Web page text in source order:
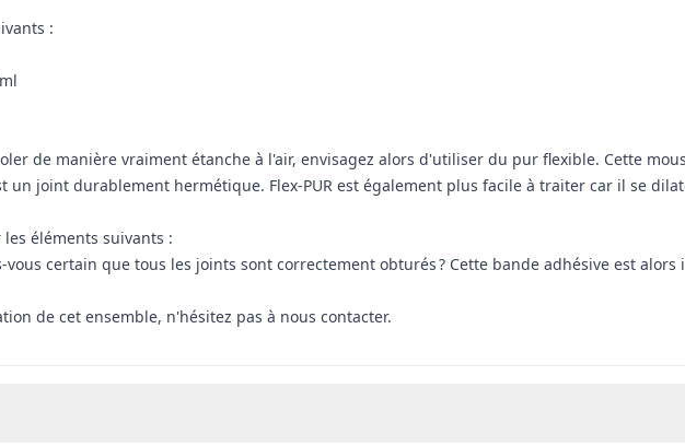
:
de manière vraiment étanche à l'air, envisagez alors d'utiliser du pur flexible. Cette
un joint durablement hermétique. Flex-PUR est également plus facile à traiter car il se
éléments suivants :
certain que tous les joints sont correctement obturés ? Cette bande adhésive est alors
de cet ensemble, n'hésitez pas à nous contacter.